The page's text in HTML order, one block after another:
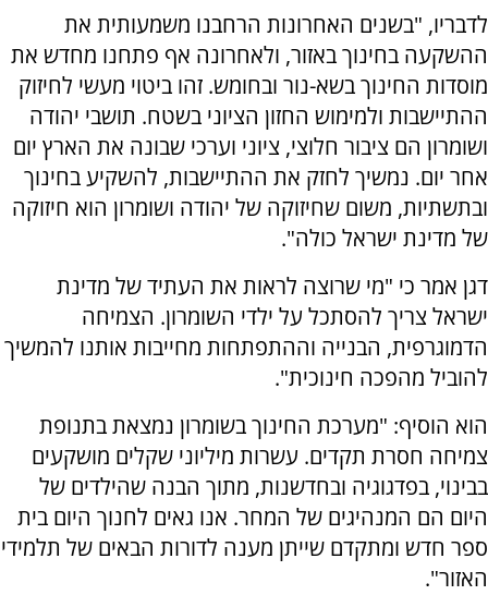
לדבריו, "בשנים האחרונות הרחבנו משמעותית את
ההשקעה בחינוך באזור, ולאחרונה אף פתחנו מחדש את
מוסדות החינוך בשא-נור ובחומש. זהו ביטוי מעשי לחיזוק
ההתיישבות ולמימוש החזון הציוני בשטח. תושבי יהודה
ושומרון הם ציבור חלוצי, ציוני וערכי שבונה את הארץ יום
אחר יום. נמשיך לחזק את ההתיישבות, להשקיע בחינוך
ובתשתיות, משום שחיזוקה של יהודה ושומרון הוא חיזוקה
של מדינת ישראל כולה".
דגן אמר כי "מי שרוצה לראות את העתיד של מדינת
ישראל צריך להסתכל על ילדי השומרון. הצמיחה
הדמוגרפית, הבנייה וההתפתחות מחייבות אותנו להמשיך
להוביל מהפכה חינוכית".
הוא הוסיף: "מערכת החינוך בשומרון נמצאת בתנופת
צמיחה חסרת תקדים. עשרות מיליוני שקלים מושקעים
בבינוי, בפדגוגיה ובחדשנות, מתוך הבנה שהילדים של
היום הם המנהיגים של המחר. אנו גאים לחנוך היום בית
ספר חדש ומתקדם שייתן מענה לדורות הבאים של תלמידי
האזור".